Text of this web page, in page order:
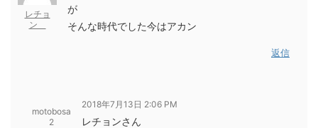
レチョ
ン
が
そんな時代でした今はアカン
返信
motobosa
2
2018年7月13日 2:06 PM
レチョンさん